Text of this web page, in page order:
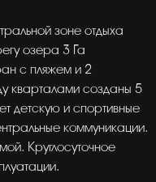
зоне отдыха
озера 3 Га
с пляжем и 2
кварталами созданы 5
детскую и спортивные
коммуникации.
Круглосуточное